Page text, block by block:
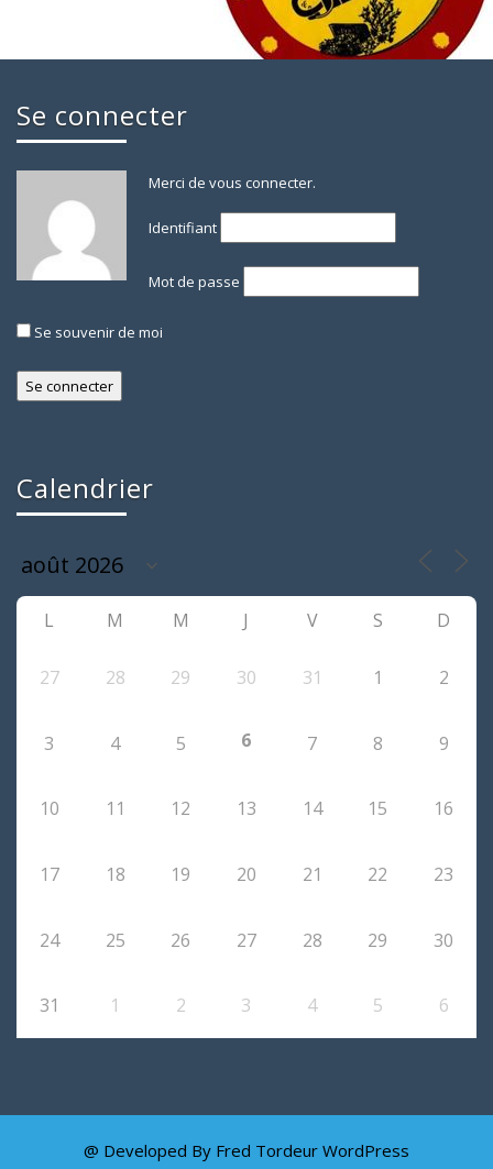
Se connecter
Merci de vous connecter.
Identifiant
Mot de passe
Se souvenir de moi
Calendrier
L M M J V S D
27 28 29 30 31 1 2
3 4 5 6 7 8 9
10 11 12 13 14 15 16
17 18 19 20 21 22 23
24 25 26 27 28 29 30
31 1 2 3 4 5 6
@ Developed By Fred Tordeur WordPress